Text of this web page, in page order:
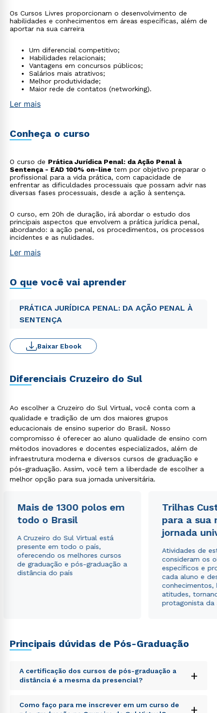
Os Cursos Livres proporcionam o desenvolvimento de
habilidades e conhecimentos em áreas específicas, além de
aportar na sua carreira
Um diferencial competitivo;
Habilidades relacionais;
Vantagens em concursos públicos;
Salários mais atrativos;
Melhor produtividade;
Maior rede de contatos (networking).
Ler mais
Conheça o curso
O curso de Prática Jurídica Penal: da Ação Penal à
Sentença - EAD 100% on-line tem por objetivo preparar o
profissional para a vida prática, com capacidade de
enfrentar as dificuldades processuais que possam advir nas
diversas fases processuais, desde a ação à sentença.
O curso, em 20h de duração, irá abordar o estudo dos
principais aspectos que envolvem a prática jurídica penal,
abordando: a ação penal, os procedimentos, os processos
incidentes e as nulidades.
Ler mais
O que você vai aprender
PRÁTICA JURÍDICA PENAL: DA AÇÃO PENAL À
SENTENÇA
Baixar Ebook
Diferenciais Cruzeiro do Sul
Ao escolher a Cruzeiro do Sul Virtual, você conta com a
qualidade e tradição de um dos maiores grupos
educacionais de ensino superior do Brasil. Nosso
compromisso é oferecer ao aluno qualidade de ensino com
métodos inovadores e docentes especializados, além de
infraestrutura moderna e diversos cursos de graduação e
pós-graduação. Assim, você tem a liberdade de escolher a
melhor opção para sua jornada universitária.
Mais de 1300 polos em
todo o Brasil
A Cruzeiro do Sul Virtual está
presente em todo o país,
oferecendo os melhores cursos
de graduação e pós-graduação a
distância do país
Trilhas
para a sua
jornada
Atividades de
consideram os
específicos e
cada aluno e
conhecimentos,
atitudes,
protagonista da
Principais dúvidas de Pós-Graduação
A certificação dos cursos de pós-graduação a
distância é a mesma da presencial?
+
Sed ut perspiciatis unde omnis iste natus error sit
voluptatem accusantium doloremque laudantium,
Como faço para me inscrever em um curso de
+
Rápido e fácil
WhatsApp
ou
autorizo que meus dados sejam utilizados para o
envio de conteúdos da Cruzeiro do Sul.